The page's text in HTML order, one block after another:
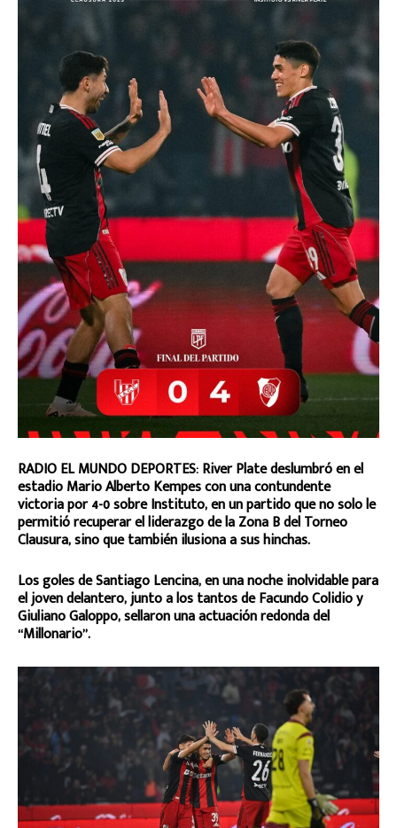
RADIO EL MUNDO DEPORTES: River Plate deslumbró en el
estadio Mario Alberto Kempes con una contundente
victoria por 4-0 sobre Instituto, en un partido que no solo le
permitió recuperar el liderazgo de la Zona B del Torneo
Clausura, sino que también ilusiona a sus hinchas.
Los goles de Santiago Lencina, en una noche inolvidable para
el joven delantero, junto a los tantos de Facundo Colidio y
Giuliano Galoppo, sellaron una actuación redonda del
“Millonario”.